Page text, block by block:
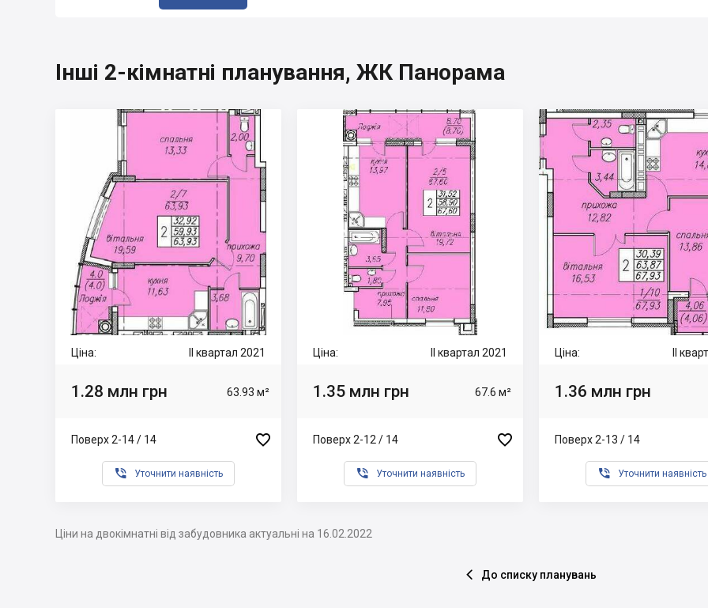
Інші 2-кімнатні планування, ЖК Панорама
Ціна: II квартал 2021
1.28 млн грн 63.93 м²
Поверх 2-14 / 14 
 Уточнити наявність
Ціна: II квартал 2021
1.35 млн грн 67.6 м²
Поверх 2-12 / 14 
 Уточнити наявність
Ціна: II
1.36 млн грн
Поверх 2-13 / 14
 Уточнити наявність
Ціни на двокімнатні від забудовника актуальні на 16.02.2022
 До списку планувань